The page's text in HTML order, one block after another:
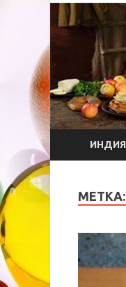
ИНДИЯ
МЕТКА: